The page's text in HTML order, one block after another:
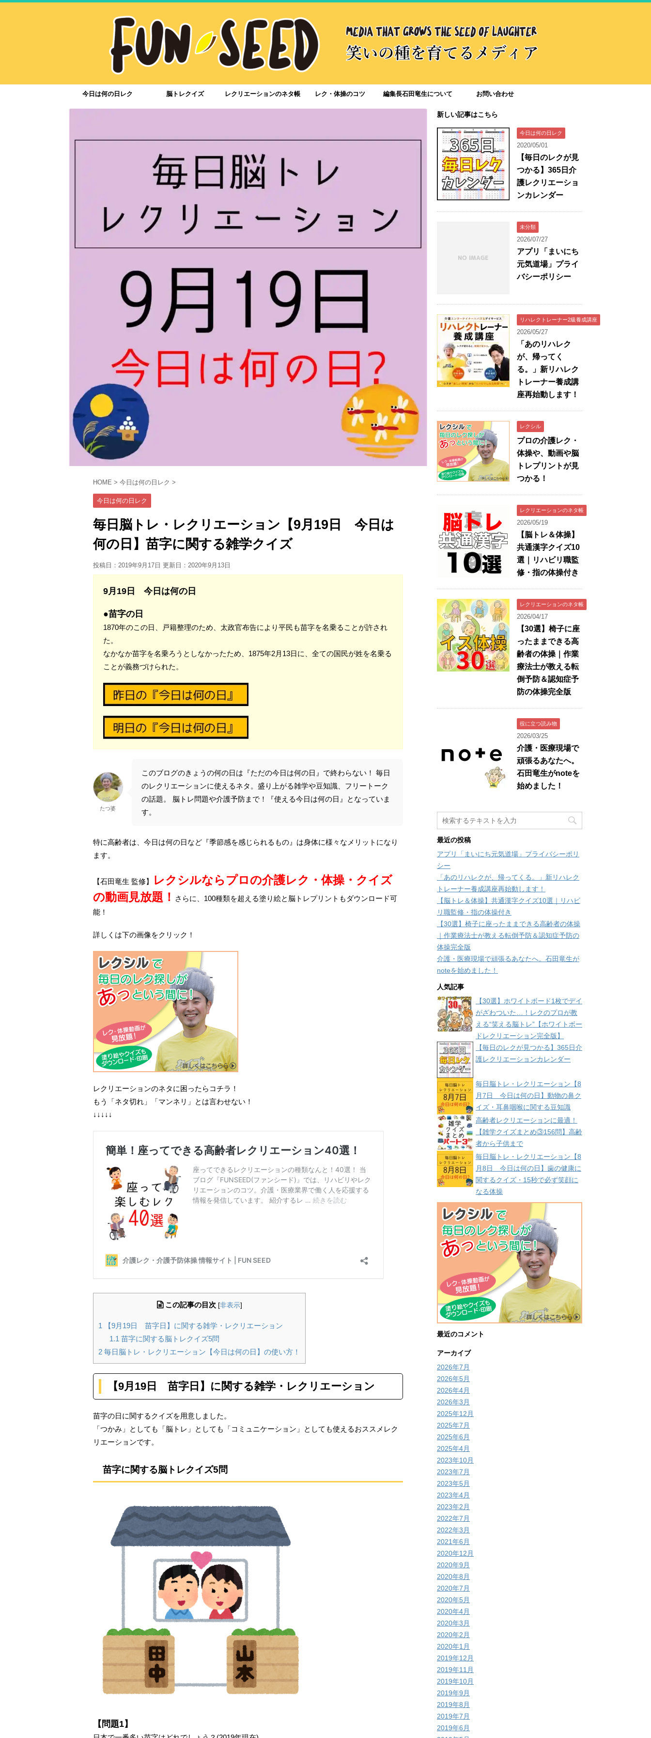
今日は何の日レク 脳トレクイズ レクリエーションのネタ帳 レク・体操のコツ 編集長石田竜生について お問い合わせ
HOME > 今日は何の日レク >
今日は何の日レク
毎日脳トレ・レクリエーション【9月19日 今日は
何の日】苗字に関する雑学クイズ
投稿日：2019年9月17日 更新日： 2020年9月13日
9月19日 今日は何の日
●苗字の日
1870年のこの日、戸籍整理のため、太政官布告により平民も苗字を名乗ることが許され
た。
なかなか苗字を名乗ろうとしなかったため、1875年2月13日に、全ての国民が姓を名乗る
ことが義務づけられた。
たつ婆
このブログのきょうの何の日は『ただの今日は何の日』で終わらない！ 毎日
のレクリエーションに使えるネタ。盛り上がる雑学や豆知識、フリートーク
の話題。 脳トレ問題や介護予防まで！『使える今日は何の日』となっていま
す。
特に高齢者は、今日は何の日など『季節感を感じられるもの』は身体に様々なメリットになり
ます。
【石田竜生 監修】
レクシルならプロの介護レク・体操・クイズ
の動画見放題！
さらに、100種類を超える塗り絵と脳トレプリントもダウンロード可
能！
詳しくは下の画像をクリック！
レクリエーションのネタに困ったらコチラ！
もう「ネタ切れ」「マンネリ」とは言わせない！
↓↓↓↓↓
この記事の目次 [非表示]
1
【9月19日 苗字日】に関する雑学・レクリエーション
1.1 苗字に関する脳トレクイズ5問
2 毎日脳トレ・レクリエーション【今日は何の日】の使い方！
【9月19日 苗字日】に関する雑学・レクリエーション
苗字の日に関するクイズを用意しました。
「つかみ」としても「脳トレ」としても「コミュニケーション」としても使えるおススメレク
リエーションです。
苗字に関する脳トレクイズ5問
【問題1】
新しい記事はこちら
今日は何の日レク
2020/05/01
【毎日のレクが見
つかる】365日介
護レクリエーショ
ンカレンダー
未分類
2026/07/27
アプリ「まいにち
元気道場」プライ
バシーポリシー
リハレクトレーナー2級養成講座
2026/05/27
「あのリハレク
が、帰ってく
る。」新リハレク
トレーナー養成講
座再始動します！
レクシル
プロの介護レク・
体操や、動画や脳
トレプリントが見
つかる！
レクリエーションのネタ帳
2026/05/19
【脳トレ＆体操】
共通漢字クイズ10
選｜リハビリ職監
修・指の体操付き
レクリエーションのネタ帳
2026/04/17
【30選】椅子に座
ったままできる高
齢者の体操｜作業
療法士が教える転
倒予防＆認知症予
防の体操完全版
役に立つ読み物
2026/03/25
介護・医療現場で
頑張るあなたへ。
石田竜生がnoteを
始めました！
最近の投稿
アプリ「まいにち元気道場」プライバシーポリ
シー
「あのリハレクが、帰ってくる。」新リハレク
トレーナー養成講座再始動します！
【脳トレ＆体操】共通漢字クイズ10選｜リハビ
リ職監修・指の体操付き
【30選】椅子に座ったままできる高齢者の体操
｜作業療法士が教える転倒予防＆認知症予防の
体操完全版
介護・医療現場で頑張るあなたへ。石田竜生が
noteを始めました！
人気記事
【30選】ホワイトボード1枚でデイ
がざわついた…！レクのプロが教
える“笑える脳トレ”【ホワイトボー
ドレクリエーション完全版】
【毎日のレクが見つかる】365日介
護レクリエーションカレンダー
毎日脳トレ・レクリエーション【8
月7日 今日は何の日】動物の鼻ク
イズ・耳鼻咽喉に関する豆知識
高齢者レクリエーションに最適！
【雑学クイズまとめ③156問】高齢
者から子供まで
毎日脳トレ・レクリエーション【8
月8日 今日は何の日】歯の健康に
関するクイズ・15秒で必ず笑顔に
なる体操
最近のコメント
アーカイブ
2026年7月
2026年5月
2026年4月
2026年3月
2025年12月
2025年7月
2025年6月
2025年4月
2023年10月
2023年7月
2023年5月
2023年4月
2023年2月
2022年7月
2022年3月
2021年6月
2020年12月
2020年9月
2020年8月
2020年7月
2020年5月
2020年4月
2020年3月
2020年2月
2020年1月
2019年12月
2019年11月
2019年10月
2019年9月
2019年8月
2019年7月
2019年6月